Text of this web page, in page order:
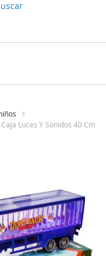
Luces Y Sonidos 40 Cm